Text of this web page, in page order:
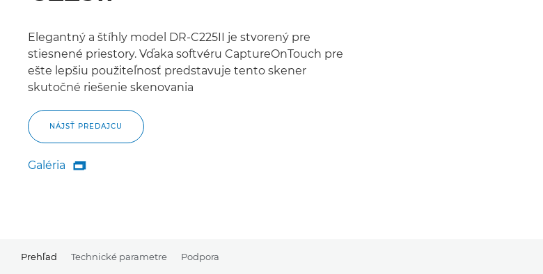
Elegantný a štíhly model DR-C225II je stvorený pre
stiesnené priestory. Vďaka softvéru CaptureOnTouch pre
ešte lepšiu použiteľnosť predstavuje tento skener
skutočné riešenie skenovania
NÁJSŤ PREDAJCU
Galéria
Galéria

Prehľad Technické parametre Podpora